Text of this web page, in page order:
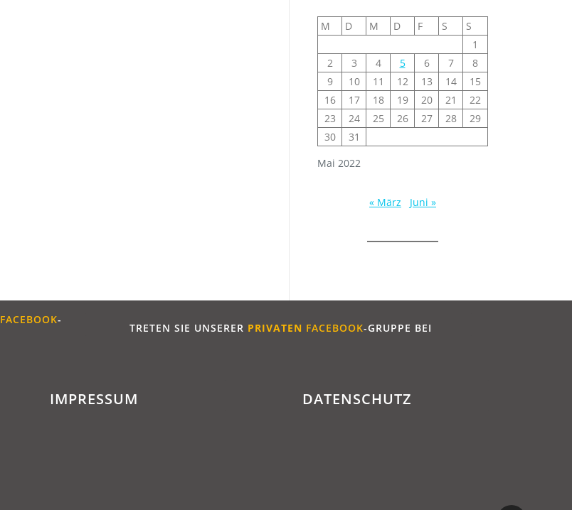
Mai 2022
M D M D F S
S
1
2
3 4 5 6 7
8
9
10 11 12 13 14
15
16
17 18 19 20 21
22
23
24 25 26 27 28
29
30
31
« März Juni »
FACEBOOK-
TRETEN SIE UNSERER PRIVATEN FACEBOOK-GRUPPE BEI
IMPRESSUM DATENSCHUTZ